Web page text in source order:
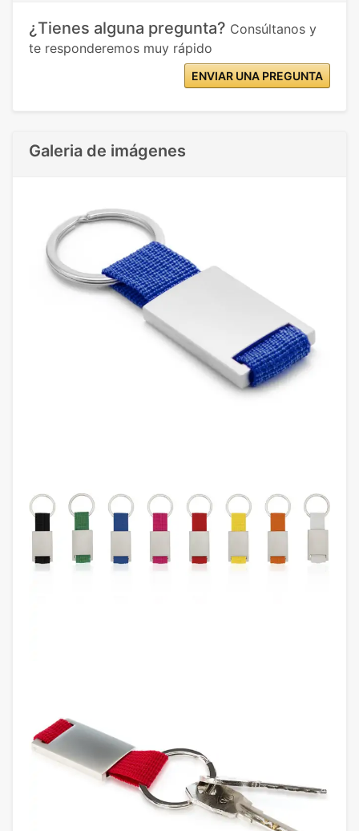
¿Tienes alguna pregunta? Consúltanos y
te responderemos muy rápido
ENVIAR UNA PREGUNTA
Galeria de imágenes